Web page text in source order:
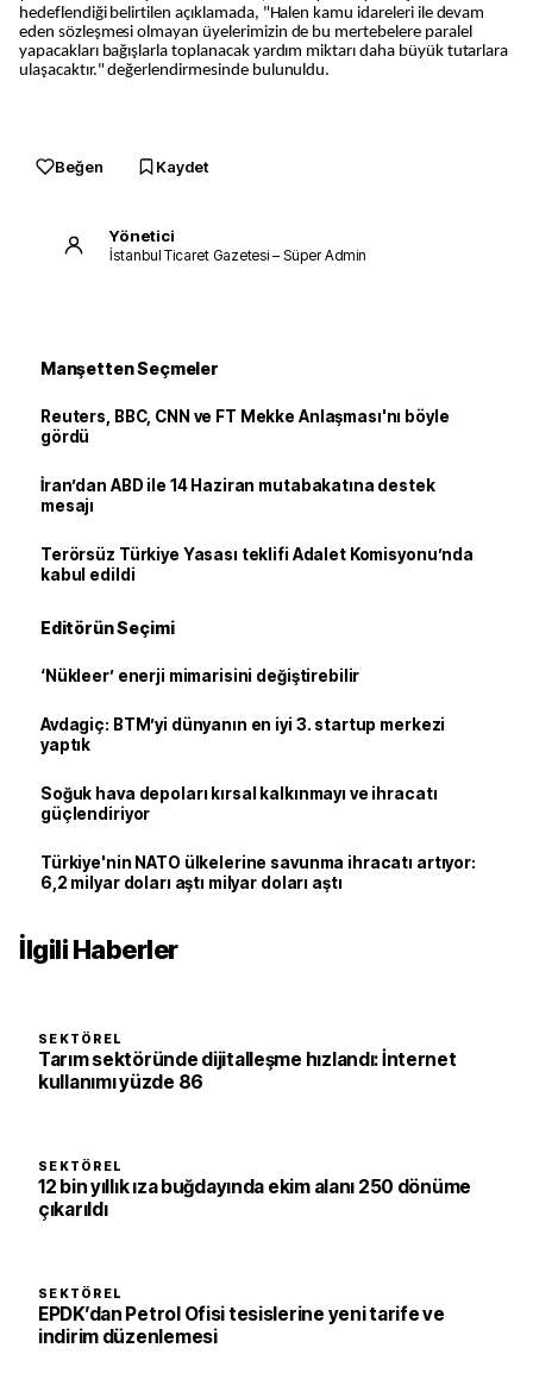
hedeflendiği belirtilen açıklamada, "Halen kamu idareleri ile devam
eden sözleşmesi olmayan üyelerimizin de bu mertebelere paralel
yapacakları bağışlarla toplanacak yardım miktarı daha büyük tutarlara
ulaşacaktır." değerlendirmesinde bulunuldu.
Beğen Kaydet
Yönetici
İstanbul Ticaret Gazetesi – Süper Admin
Manşetten Seçmeler
Reuters, BBC, CNN ve FT Mekke Anlaşması'nı böyle
gördü
İran’dan ABD ile 14 Haziran mutabakatına destek
mesajı
Terörsüz Türkiye Yasası teklifi Adalet Komisyonu’nda
kabul edildi
Editörün Seçimi
‘Nükleer’ enerji mimarisini değiştirebilir
Avdagiç: BTM’yi dünyanın en iyi 3. startup merkezi
yaptık
Soğuk hava depoları kırsal kalkınmayı ve ihracatı
güçlendiriyor
Türkiye'nin NATO ülkelerine savunma ihracatı artıyor:
6,2 milyar doları aştı milyar doları aştı
İlgili Haberler
SEKTÖREL
Tarım sektöründe dijitalleşme hızlandı: İnternet
kullanımı yüzde 86
SEKTÖREL
12 bin yıllık ıza buğdayında ekim alanı 250 dönüme
çıkarıldı
SEKTÖREL
EPDK’dan Petrol Ofisi tesislerine yeni tarife ve
indirim düzenlemesi